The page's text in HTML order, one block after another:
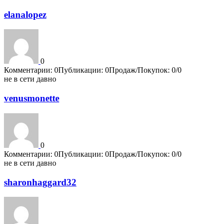
elanalopez
0
Комментарии: 0Публикации: 0Продаж/Покупок: 0/0
не в сети давно
venusmonette
0
Комментарии: 0Публикации: 0Продаж/Покупок: 0/0
не в сети давно
sharonhaggard32